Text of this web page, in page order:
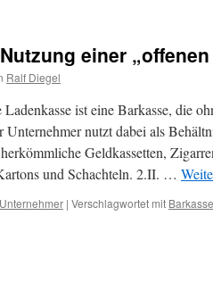
einer
Ralf Diegel
ist eine Barkasse, die
nutzt dabei als
Geldkassetten,
und Schachteln. 2.II. …
Unternehmer | Verschlagwortet mit Barkasse